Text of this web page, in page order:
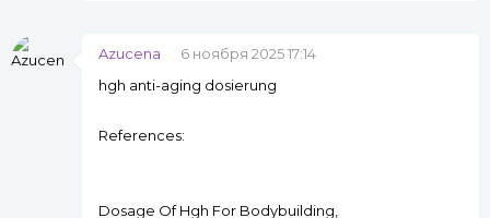
Azucena
6 ноября 2025 17:14
hgh anti-aging dosierung
References:
Dosage Of Hgh For Bodybuilding,